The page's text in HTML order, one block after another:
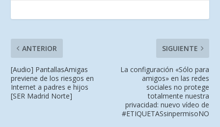
ANTERIOR
[Audio] PantallasAmigas
previene de los riesgos en
Internet a padres e hijos
[SER Madrid Norte]
SIGUIENTE
La configuración «Sólo para
amigos» en las redes
sociales no protege
totalmente nuestra
privacidad: nuevo vídeo de
#ETIQUETASsinpermisoNO